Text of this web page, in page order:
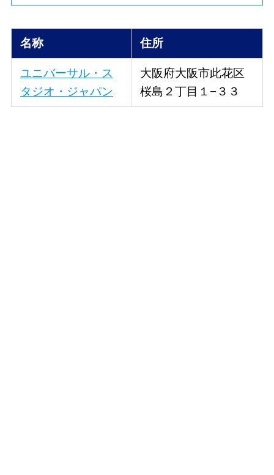
名称 住所
ユニバーサル・ス
タジオ・ジャパン
大阪府大阪市此花区
桜島２丁目１−３３